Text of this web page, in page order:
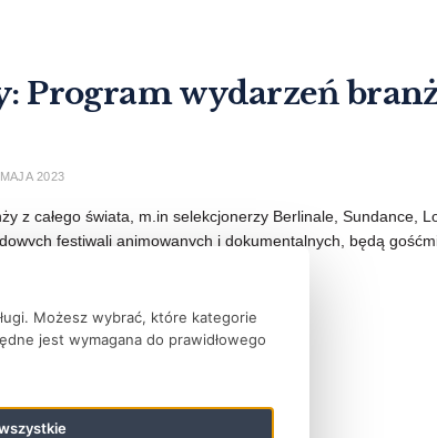
Program wydarzeń
2023
z całego świata, m.in selekcjonerzy Berlinale, Sundance,
festiwali animowanych i dokumentalnych, będą gośćmi
ich nie było
Możesz wybrać, które kategorie
jest wymagana do prawidłowego